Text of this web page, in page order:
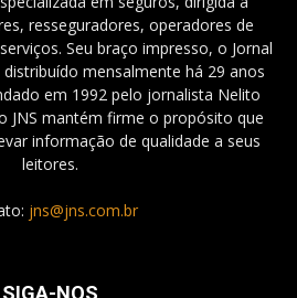
resseguradores, operadores de
Seu braço impresso, o Jornal
mensalmente há 29 anos
em 1992 pelo jornalista Nelito
JNS mantém firme o propósito que
informação de qualidade a seus
leitores.
jns@jns.com.br
SIGA-NOS